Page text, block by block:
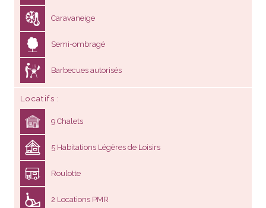
Caravaneige
Semi-ombragé
Barbecues autorisés
Locatifs
9 Chalets
5 Habitations Légères de Loisirs
Roulotte
2 Locations PMR